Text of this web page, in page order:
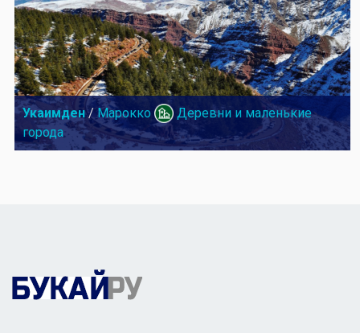
Укаимден/ Марокко
Деревни и маленькие
города